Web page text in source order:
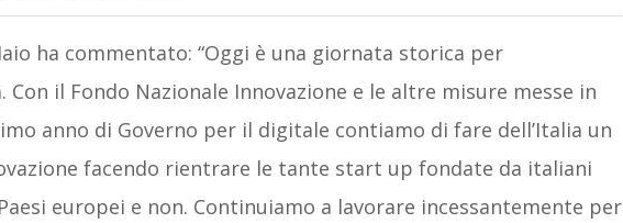
ha commentato: “Oggi è una giornata storica per
Con il Fondo Nazionale Innovazione e le altre misure messe in
anno di Governo per il digitale contiamo di fare dell’Italia un
facendo rientrare le tante start up fondate da italiani
europei e non. Continuiamo a lavorare incessantemente per